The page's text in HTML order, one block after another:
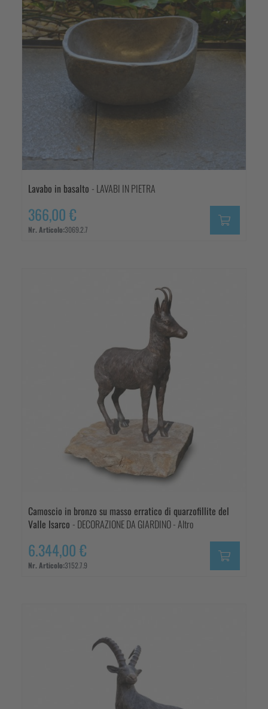
Lavabo in basalto - LAVABI IN PIETRA
366,00 €
Nr. Articolo:3069.2.7
Camoscio in bronzo su masso erratico di quarzofillite del
Valle Isarco - DECORAZIONE DA GIARDINO - Altro
6.344,00 €
Nr. Articolo:3152.7.9